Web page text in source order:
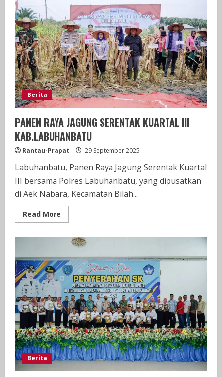
(UHC)
Prioritas
,Program
Berobat
Gratis
(Probis)
Sumut
Berita
PANEN RAYA JAGUNG SERENTAK KUARTAL III
KAB.LABUHANBATU
Rantau-Prapat 29 September 2025
Labuhanbatu, Panen Raya Jagung Serentak Kuartal
III bersama Polres Labuhanbatu, yang dipusatkan
di Aek Nabara, Kecamatan Bilah...
Read More
more
RAYA
JAGUNG
SERENTAK
KUARTAL
III
KAB.LABUHANBATU
Berita